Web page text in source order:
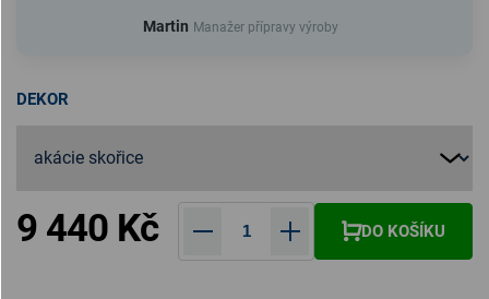
Martin Manažer přípravy výroby
DEKOR
9 440 Kč DO KOŠÍKU